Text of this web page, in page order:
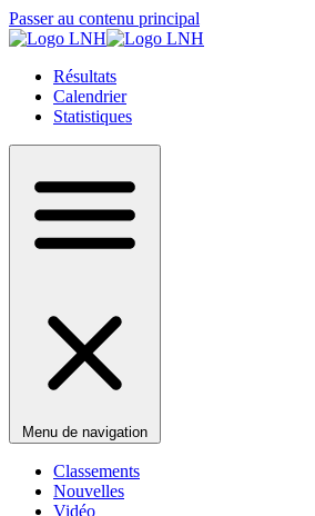
Passer au contenu principal
Résultats
Calendrier
Statistiques
Menu de navigation
Classements
Nouvelles
Vidéo